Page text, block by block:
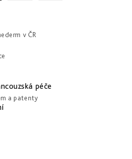
v ČR
péče
a patenty